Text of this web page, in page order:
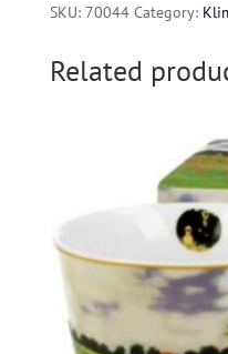
SKU: 70044 Category:
Related